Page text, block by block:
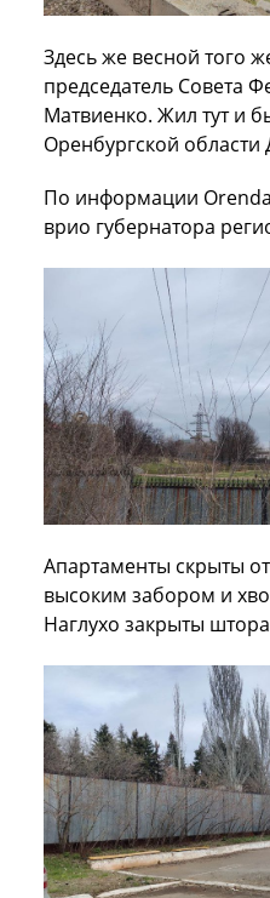
Здесь же весной того
председатель Совета
Матвиенко. Жил тут и
Оренбургской области
По информации
врио губернатора
Апартаменты скрыты
высоким забором и
Наглухо закрыты